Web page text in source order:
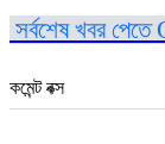
সর্বশেষ খবর
কমেন্ট বক্স